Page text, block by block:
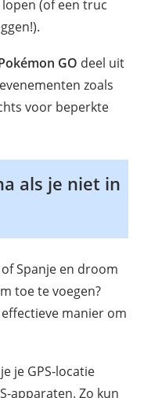
(of een truc
GO deel uit
zoals
voor beperkte
als je niet in
Spanje en droom
toe te voegen?
manier om
je GPS-locatie
apparaten. Zo kun